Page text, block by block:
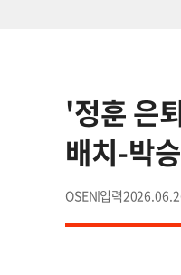
'정훈 은
배치-박
OSEN